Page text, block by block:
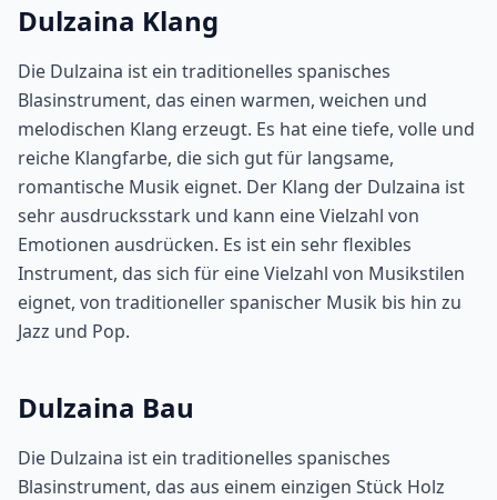
Dulzaina Klang
Die Dulzaina ist ein traditionelles spanisches
Blasinstrument, das einen warmen, weichen und
melodischen Klang erzeugt. Es hat eine tiefe, volle und
reiche Klangfarbe, die sich gut für langsame,
romantische Musik eignet. Der Klang der Dulzaina ist
sehr ausdrucksstark und kann eine Vielzahl von
Emotionen ausdrücken. Es ist ein sehr flexibles
Instrument, das sich für eine Vielzahl von Musikstilen
eignet, von traditioneller spanischer Musik bis hin zu
Jazz und Pop.
Dulzaina Bau
Die Dulzaina ist ein traditionelles spanisches
Blasinstrument, das aus einem einzigen Stück Holz